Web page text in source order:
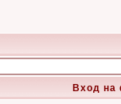
Вход на